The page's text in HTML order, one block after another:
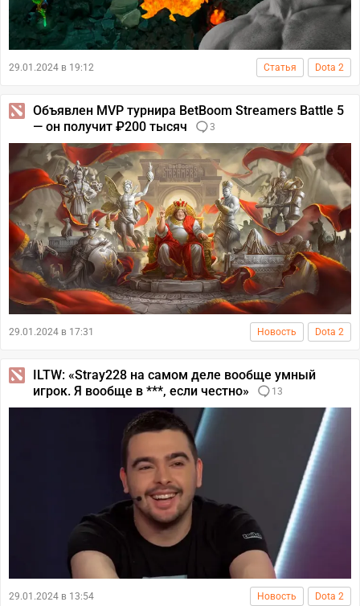
29.01.2024 в 19:12 Статья Dota 2
Объявлен MVP турнира BetBoom Streamers Battle 5
— он получит ₽200 тысяч
3
29.01.2024 в 17:31 Новость Dota 2
ILTW: «Stray228 на самом деле вообще умный
игрок. Я вообще в ***, если честно»
13
29.01.2024 в 13:54 Новость Dota 2